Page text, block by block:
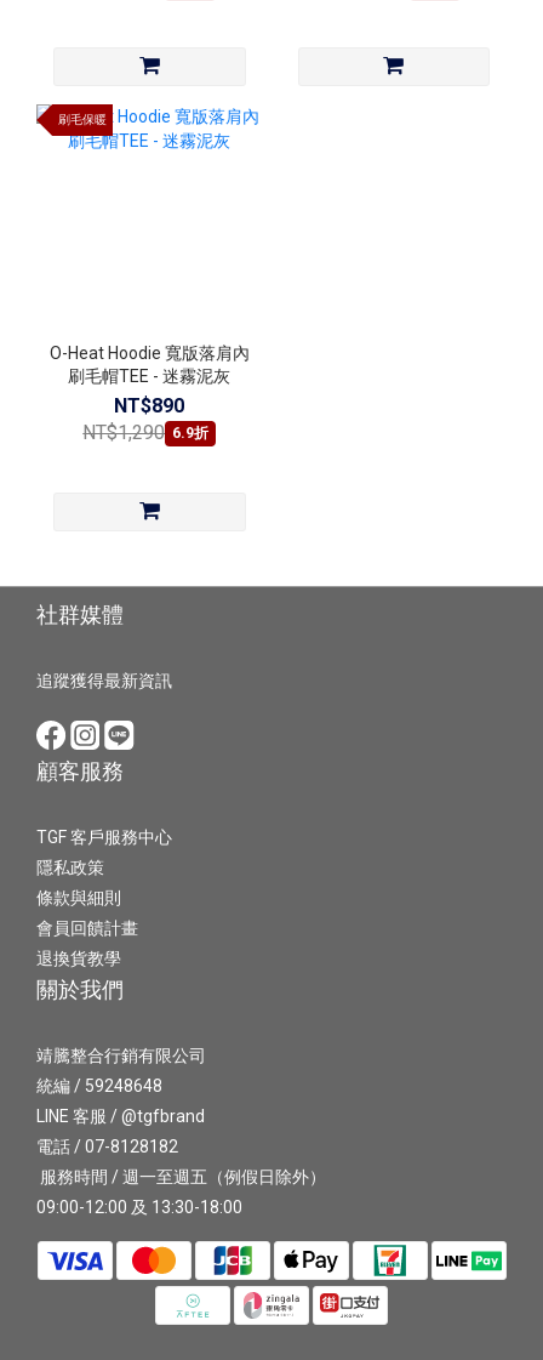
刷毛保暖
O-Heat Hoodie 寬版落肩內
刷毛帽TEE - 迷霧泥灰
NT$890
NT$1,290 6.9折
社群媒體
追蹤獲得最新資訊
顧客服務
TGF 客戶服務中心
隱私政策
條款與細則
會員回饋計畫
退換貨教學
關於我們
靖騰整合行銷有限公司
統編 / 59248648
LINE 客服 / @tgfbrand
電話 / 07-8128182
服務時間 / 週一至週五（例假日除外）
09:00-12:00 及 13:30-18:00